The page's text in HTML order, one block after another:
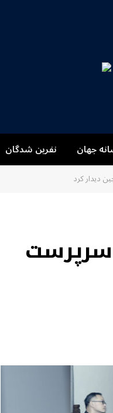
جهان نفرین شدگان
دیدار کرد
سرپرست